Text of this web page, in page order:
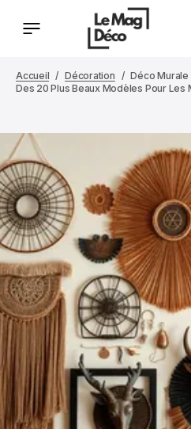
Accueil Décoration
Déco Murale
Des 20 Plus Beaux Modèles Pour Les